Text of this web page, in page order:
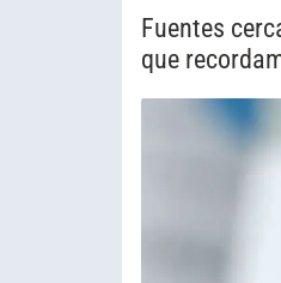
Fuentes
que